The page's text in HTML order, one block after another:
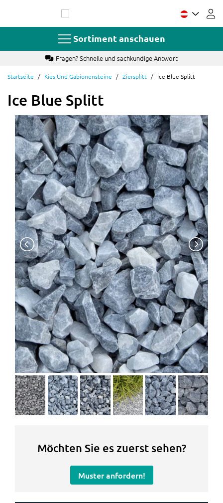
springen
Sortiment anschauen
Fragen? Schnelle und sachkundige Antwort
Startseite Kies Und Gabionensteine Ziersplitt Ice Blue Splitt
Ice Blue Splitt
Möchten Sie es zuerst sehen?
Muster anfordern!